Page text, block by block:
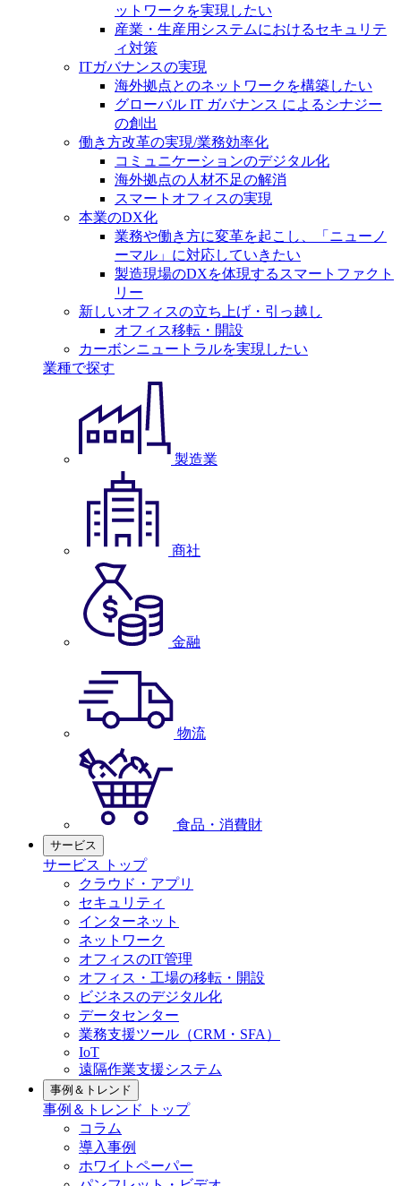
ットワークを実現したい
産業・生産用システムにおけるセキュリテ
ィ対策
ITガバナンスの実現
海外拠点とのネットワークを構築したい
グローバル IT ガバナンス によるシナジー
の創出
働き方改革の実現/業務効率化
コミュニケーションのデジタル化
海外拠点の人材不足の解消
スマートオフィスの実現
本業のDX化
業務や働き方に変革を起こし、「ニューノ
ーマル」に対応していきたい
製造現場のDXを体現するスマートファクト
リー
新しいオフィスの立ち上げ・引っ越し
オフィス移転・開設
カーボンニュートラルを実現したい
業種で探す
製造業
商社
金融
物流
食品・消費財
サービス
サービス トップ
クラウド・アプリ
セキュリティ
インターネット
ネットワーク
オフィスのIT管理
オフィス・工場の移転・開設
ビジネスのデジタル化
データセンター
業務支援ツール（CRM・SFA）
IoT
遠隔作業支援システム
事例＆トレンド
事例＆トレンド トップ
コラム
導入事例
ホワイトペーパー